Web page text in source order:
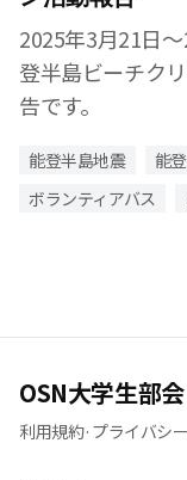
2025年3月21日
登半島ビーチク
告です。
能登半島地震 能
ボランティアバス
OSN大学生部会
利用規約· プライバシ